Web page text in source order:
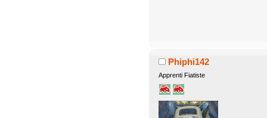
Phiphi142
Apprenti Fiatiste